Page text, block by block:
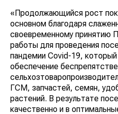
«Продолжающийся рост
основном благодаря
своевременному принятию
работы для проведения
пандемии Covid-19,
обеспечение
ГСМ, запчастей, семян,
растений. В результате
качественно и в